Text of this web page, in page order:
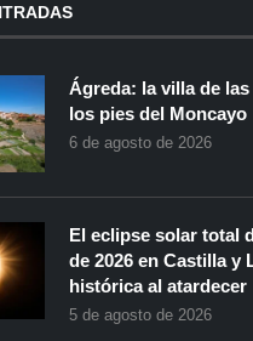
Ágreda: la villa de
los pies del Moncayo
6 de agosto de 2026
El eclipse solar total
de 2026 en Castilla y
histórica al atardecer
5 de agosto de 2026